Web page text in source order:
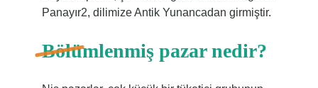
Panayır2, dilimize Antik Yunancadan girmiştir.
Bölümlenmiş pazar nedir?